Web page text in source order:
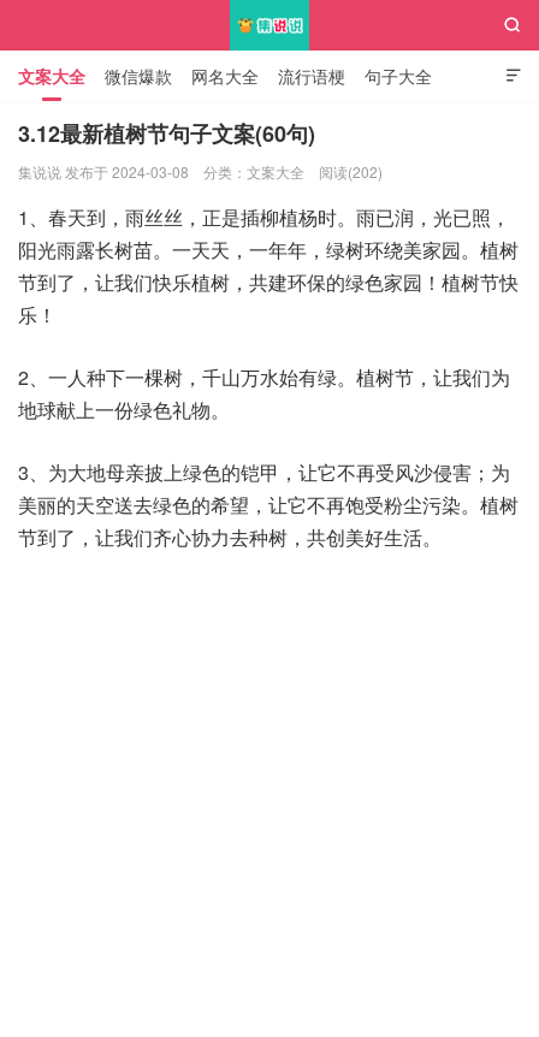

文案大全 微信爆款 网名大全 流行语梗 句子大全
知识大全

3.12最新植树节句子文案(60句)
集说说 发布于 2024-03-08 分类： 文案大全 阅读(202)
1、春天到，雨丝丝，正是插柳植杨时。雨已润，光已照，
阳光雨露长树苗。一天天，一年年，绿树环绕美家园。植树
节到了，让我们快乐植树，共建环保的绿色家园！植树节快
乐！
2、一人种下一棵树，千山万水始有绿。植树节，让我们为
地球献上一份绿色礼物。
3、为大地母亲披上绿色的铠甲，让它不再受风沙侵害；为
美丽的天空送去绿色的希望，让它不再饱受粉尘污染。植树
节到了，让我们齐心协力去种树，共创美好生活。